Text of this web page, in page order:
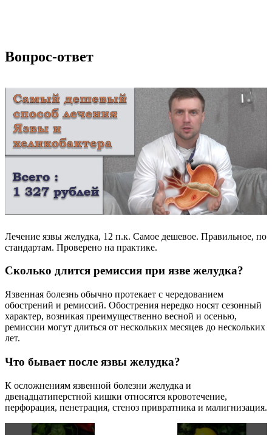
Вопрос-ответ
Лечение язвы желудка, 12 п.к. Самое дешевое. Правильное, по
стандартам. Проверено на практике.
Сколько длится ремиссия при язве желудка?
Язвенная болезнь обычно протекает с чередованием
обострений и ремиссий. Обострения нередко носят сезонный
характер, возникая преимущественно весной и осенью,
ремиссии могут длиться от нескольких месяцев до нескольких
лет.
Что бывает после язвы желудка?
К осложнениям язвенной болезни желудка и
двенадцатиперстной кишки относятся кровотечение,
перфорация, пенетрация, стеноз привратника и малигнизация.